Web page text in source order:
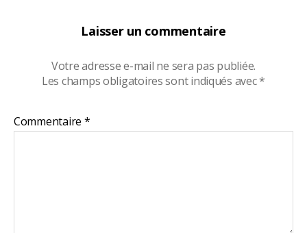
Laisser un commentaire
Votre adresse e-mail ne sera pas publiée.
Les champs obligatoires sont indiqués avec*
Commentaire *